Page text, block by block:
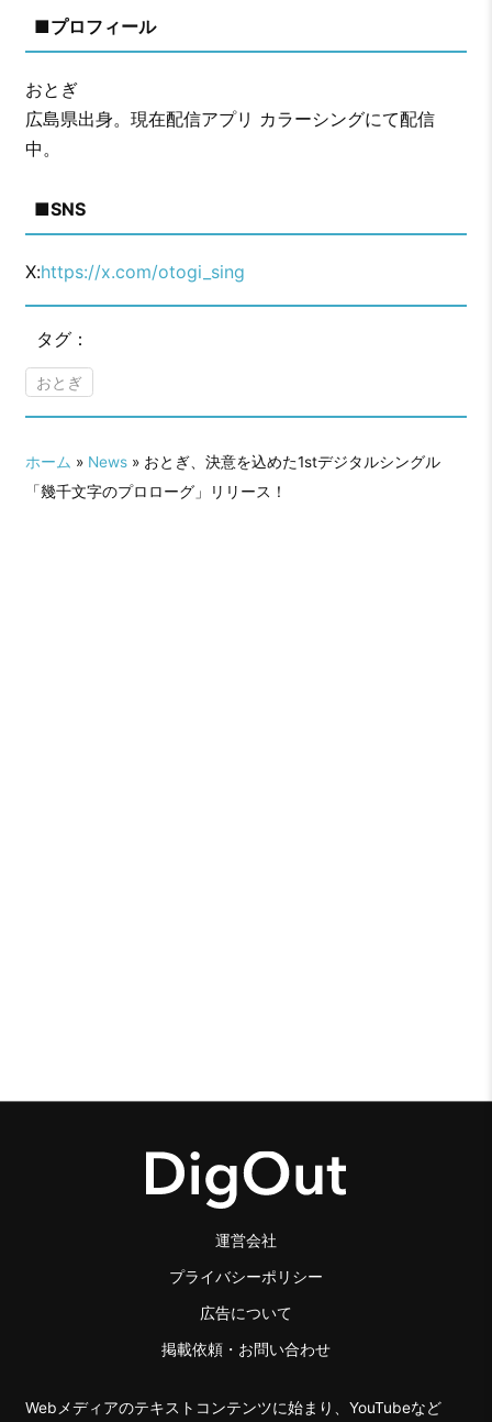
■プロフィール
おとぎ
広島県出身。現在配信アプリ カラーシングにて配信
中。
■SNS
X:https://x.com/otogi_sing
タグ：
おとぎ
ホーム » News» おとぎ、決意を込めた1stデジタルシングル
「幾千文字のプロローグ」リリース！
運営会社
プライバシーポリシー
広告について
掲載依頼・お問い合わせ
Webメディアのテキストコンテンツに始まり、YouTubeなど